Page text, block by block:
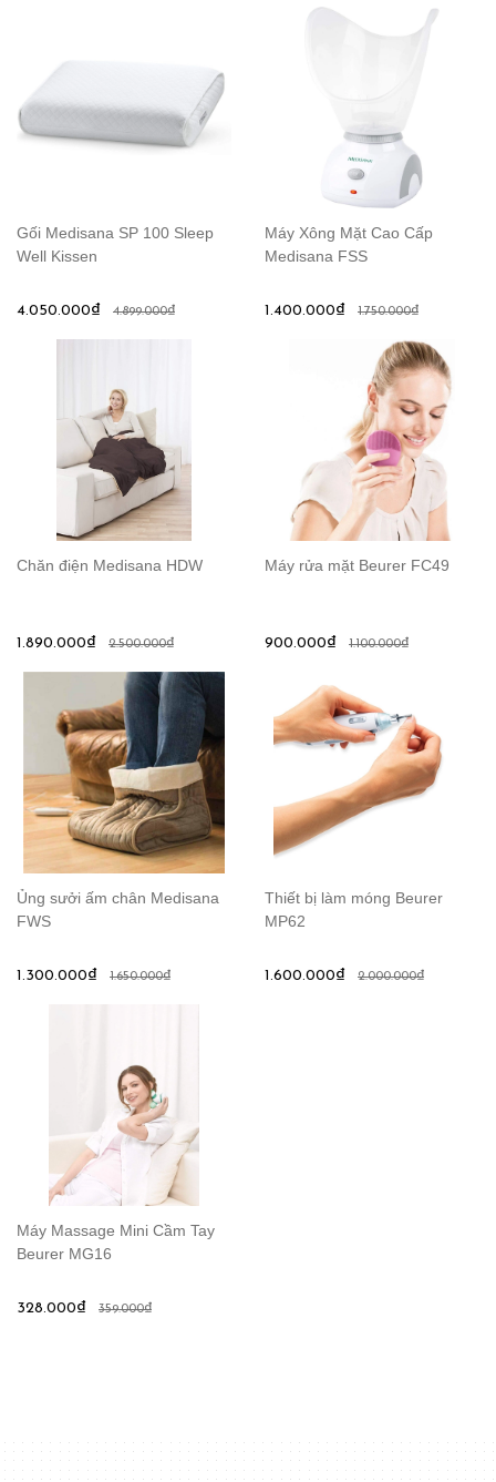
Gối Medisana SP 100 Sleep
Well Kissen
4.050.000₫ 4.899.000₫
Máy Xông Mặt Cao Cấp
Medisana FSS
1.400.000₫ 1.750.000₫
Chăn điện Medisana HDW
1.890.000₫ 2.500.000₫
Máy rửa mặt Beurer FC49
900.000₫ 1.100.000₫
Ủng sưởi ấm chân Medisana
FWS
1.300.000₫ 1.650.000₫
Thiết bị làm móng Beurer
MP62
1.600.000₫ 2.000.000₫
Máy Massage Mini Cầm Tay
Beurer MG16
328.000₫ 359.000₫